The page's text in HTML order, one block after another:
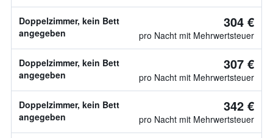
Doppelzimmer, kein Bett
angegeben
304 €
pro Nacht mit Mehrwertsteuer
Doppelzimmer, kein Bett
angegeben
307 €
pro Nacht mit Mehrwertsteuer
Doppelzimmer, kein Bett
angegeben
342 €
pro Nacht mit Mehrwertsteuer